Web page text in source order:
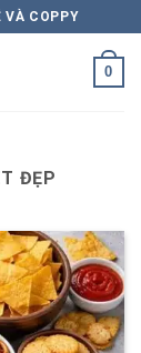
VÀ COPPY
0
ĐẸP